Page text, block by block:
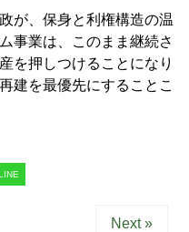
が、保身と利権構造の温
事業は、このまま継続さ
を押しつけることになり
建を最優先にすることこ
Next »